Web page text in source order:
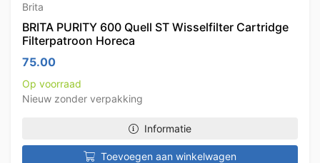
Brita
BRITA PURITY 600 Quell ST Wisselfilter Cartridge
Filterpatroon Horeca
75.00
Op voorraad
Nieuw zonder verpakking
Informatie
Toevoegen aan winkelwagen